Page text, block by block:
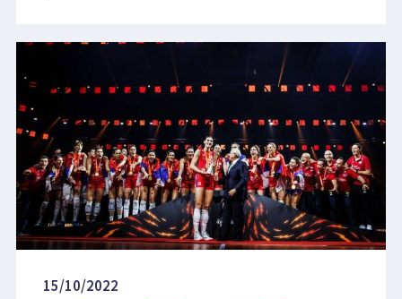
15/10/2022